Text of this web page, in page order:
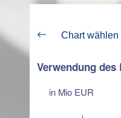
Chart wählen
Verwendung
in Mio EUR